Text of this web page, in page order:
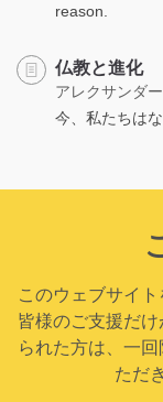
reason.
仏教と進化
アレクサンダ
今、私たちは
このウェブサイ
皆様のご支援だ
られた方は、一
ただ